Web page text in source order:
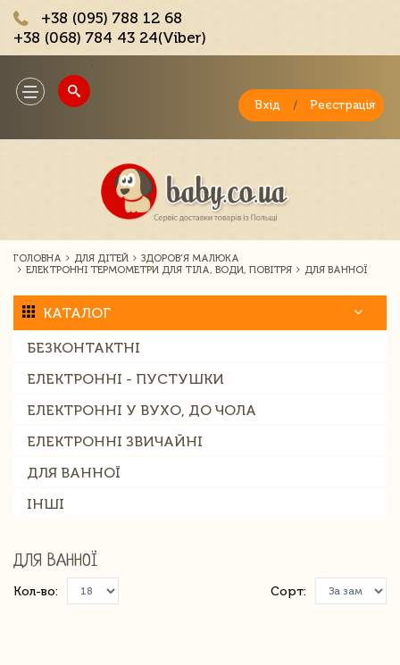
+38 (095) 788 12 68
+38 (068) 784 43 24(Viber)
Toggle
navigation
Вхід / Реєстрація
ГОЛОВНА ДЛЯ ДІТЕЙ
ЗДОРОВ'Я МАЛЮКА
ЕЛЕКТРОННІ ТЕРМОМЕТРИ ДЛЯ ТІЛА, ВОДИ, ПОВІТРЯ
ДЛЯ ВАННОЇ
КАТАЛОГ
БЕЗКОНТАКТНІ
ЕЛЕКТРОННІ - ПУСТУШКИ
ЕЛЕКТРОННІ У ВУХО, ДО ЧОЛА
ЕЛЕКТРОННІ ЗВИЧАЙНІ
ДЛЯ ВАННОЇ
ІНШІ
ДЛЯ ВАННОЇ
Кол-во: Сорт: